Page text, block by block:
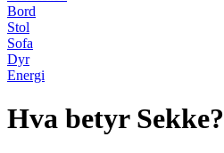
Bord
Stol
Sofa
Dyr
Energi
Hva betyr Sekke?